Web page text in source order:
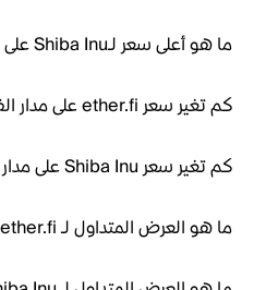
ما هو أعلى سعر لـShiba Inu على الإطلاق؟
كم تغير سعر ether.fi على مدار الفترة الماضية؟
كم تغير سعر Shiba Inu على مدار الفترة الماضية؟
ما هو العرض المتداول لـ ether.fi؟